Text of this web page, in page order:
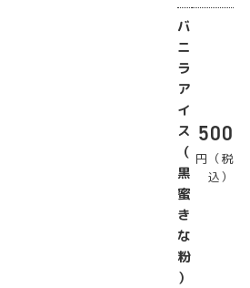
バ
ニ
ラ
ア
イ
ス
（
黒
蜜
き
な
粉
）
500
円（税
込）